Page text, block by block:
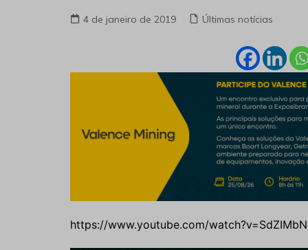
4 de janeiro de 2019 Últimas notícias
https://www.youtube.com/